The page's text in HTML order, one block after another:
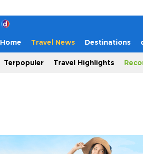
Home Travel News Destinations
Terpopuler Travel Highlights